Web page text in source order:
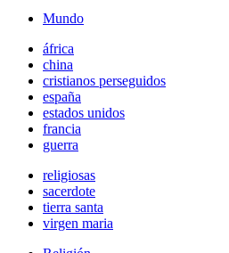
Mundo
áfrica
china
cristianos perseguidos
españa
estados unidos
francia
guerra
religiosas
sacerdote
tierra santa
virgen maria